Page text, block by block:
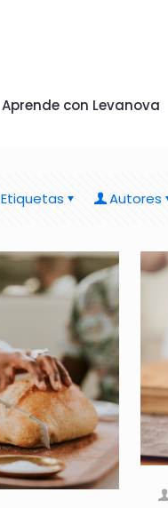
Aprende con Levanova
Etiquetas Autores